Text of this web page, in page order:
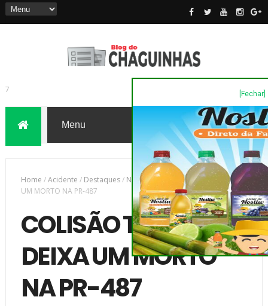
[Fechar]
7
Home /Acidente / Destaques/ Novas/COLISÃO TRASEIRA DEIXA
UM MORTO NA PR-487
COLISÃO TRASEIRA
DEIXA UM MORTO
NA PR-487